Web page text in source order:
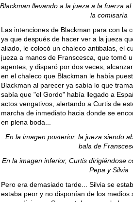
Blackman llevando a la jueza a la fuerza
la comisaría
Las intenciones de Blackman para con la
ya que después de hacer ver a la jueza
aliado, le colocó un chaleco antibalas, el
jueza a manos de Franscesca, que tomó
agentes, y disparó por dos veces,
en el chaleco que Blackman le había
Blackman al parecer ya sabía lo que
sabía que "el Gordo" había llegado a
actos vengativos, alertando a Curtis de
marcha de inmediato hacia donde se
en plena boda...
En la imagen posterior, la jueza siendo
bala de
En la imagen inferior, Curtis dirigiéndose
Pepa y Silvia
Pero era demasiado tarde... Silvia se
estaba peor y no disponían de los medios